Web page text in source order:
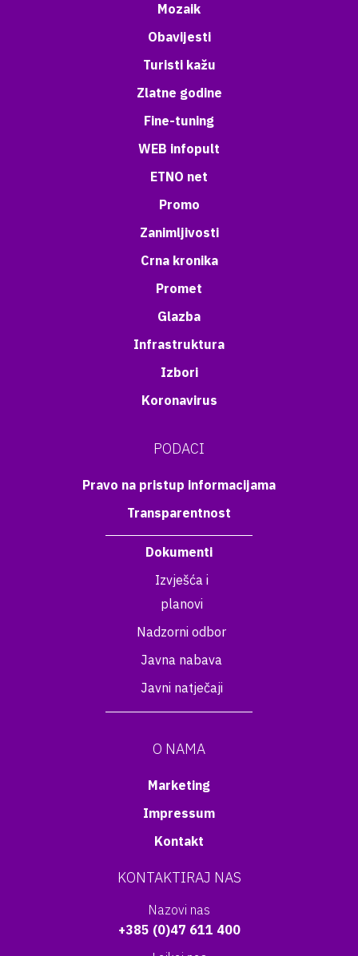
Mozaik
Obavijesti
Turisti kažu
Zlatne godine
Fine-tuning
WEB infopult
ETNO net
Promo
Zanimljivosti
Crna kronika
Promet
Glazba
Infrastruktura
Izbori
Koronavirus
PODACI
Pravo na pristup informacijama
Transparentnost
Dokumenti
Izvješća i
planovi
Nadzorni odbor
Javna nabava
Javni natječaji
O NAMA
Marketing
Impressum
Kontakt
KONTAKTIRAJ NAS
Nazovi nas
+385 (0)47 611 400